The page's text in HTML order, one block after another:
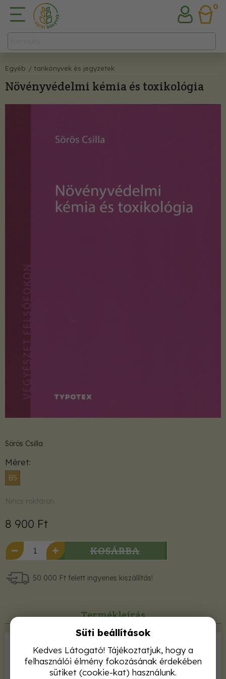
0
Egyéb / tankönyvek és jegyzetek
Növényvédelmi kémia és toxikológia
Sörös Csilla
Méret
B5
Nincs raktáron
8 900 Ft
KOSÁRBA
50 000 Ft felett ingyenes kiszállítás!
Termékleírás
Kiadó
Typotex
ISBN
9789634930570
Süti beállítások
Kedves Látogató! Tájékoztatjuk, hogy a
felhasználói élmény fokozásának érdekében
sütiket (cookie-kat) használunk.